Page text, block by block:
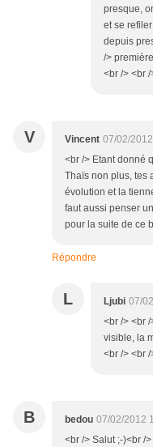
presque,
et se
depuis
/>
<br /> <br
V Vincent 07/02/
<br /> Etant donné
Thaïs non plus, tes
évolution et la
faut aussi penser
pour la suite de ce
Répondre
L Ljubi 07/
<br /> <br
visible, la
<br /> <br
B bedou 07/02/2012
<br /> Salut ;-)<br />